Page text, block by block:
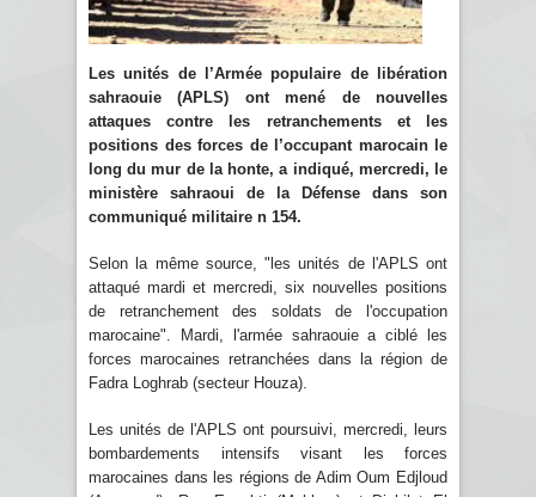
Les unités de l’Armée populaire de libération
sahraouie (APLS) ont mené de nouvelles
attaques contre les retranchements et les
positions des forces de l’occupant marocain le
long du mur de la honte, a indiqué, mercredi, le
ministère sahraoui de la Défense dans son
communiqué militaire n 154.
Selon la même source, "les unités de l'APLS ont
attaqué mardi et mercredi, six nouvelles positions
de retranchement des soldats de l'occupation
marocaine". Mardi, l'armée sahraouie a ciblé les
forces marocaines retranchées dans la région de
Fadra Loghrab (secteur Houza).
Les unités de l'APLS ont poursuivi, mercredi, leurs
bombardements intensifs visant les forces
marocaines dans les régions de Adim Oum Edjloud